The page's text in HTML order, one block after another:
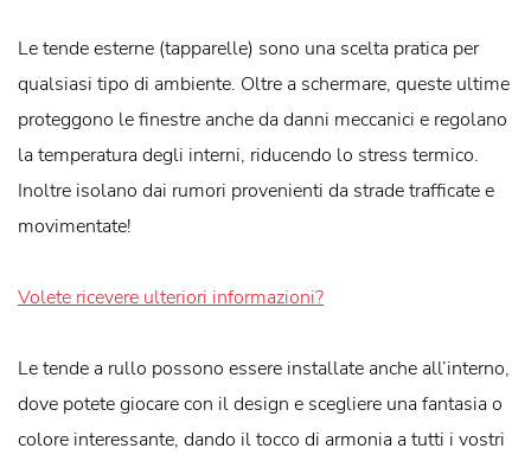
Le tende esterne (tapparelle) sono una scelta pratica per
qualsiasi tipo di ambiente. Oltre a schermare, queste ultime
proteggono le finestre anche da danni meccanici e regolano
la temperatura degli interni, riducendo lo stress termico.
Inoltre isolano dai rumori provenienti da strade trafficate e
movimentate!
Volete ricevere ulteriori informazioni?
Le tende a rullo possono essere installate anche all’interno,
dove potete giocare con il design e scegliere una fantasia o
colore interessante, dando il tocco di armonia a tutti i vostri